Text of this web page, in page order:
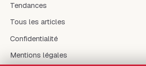
Tendances
Tous les articles
Confidentialité
Mentions légales